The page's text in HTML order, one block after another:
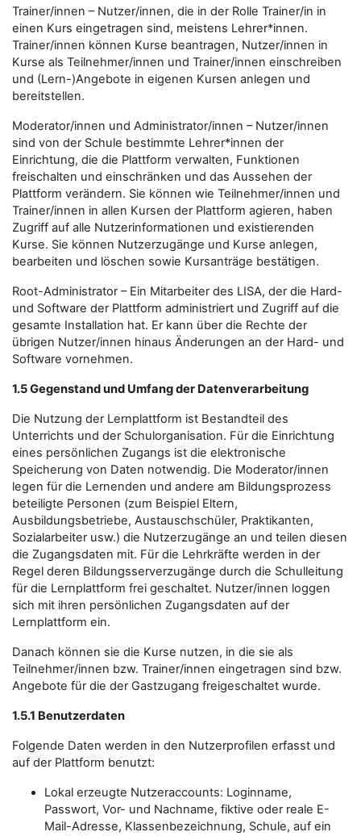
Trainer/innen – Nutzer/innen, die in der Rolle Trainer/in in
einen Kurs eingetragen sind, meistens Lehrer*innen.
Trainer/innen können Kurse beantragen, Nutzer/innen in
Kurse als Teilnehmer/innen und Trainer/innen einschreiben
und (Lern-)Angebote in eigenen Kursen anlegen und
bereitstellen.
Moderator/innen und Administrator/innen – Nutzer/innen
sind von der Schule bestimmte Lehrer*innen der
Einrichtung, die die Plattform verwalten, Funktionen
freischalten und einschränken und das Aussehen der
Plattform verändern. Sie können wie Teilnehmer/innen und
Trainer/innen in allen Kursen der Plattform agieren, haben
Zugriff auf alle Nutzerinformationen und existierenden
Kurse. Sie können Nutzerzugänge und Kurse anlegen,
bearbeiten und löschen sowie Kursanträge bestätigen.
Root-Administrator – Ein Mitarbeiter des LISA, der die Hard-
und Software der Plattform administriert und Zugriff auf die
gesamte Installation hat. Er kann über die Rechte der
übrigen Nutzer/innen hinaus Änderungen an der Hard- und
Software vornehmen.
1.5 Gegenstand und Umfang der Datenverarbeitung
Die Nutzung der Lernplattform ist Bestandteil des
Unterrichts und der Schulorganisation. Für die Einrichtung
eines persönlichen Zugangs ist die elektronische
Speicherung von Daten notwendig. Die Moderator/innen
legen für die Lernenden und andere am Bildungsprozess
beteiligte Personen (zum Beispiel Eltern,
Ausbildungsbetriebe, Austauschschüler, Praktikanten,
Sozialarbeiter usw.) die Nutzerzugänge an und teilen diesen
die Zugangsdaten mit. Für die Lehrkräfte werden in der
Regel deren Bildungsserverzugänge durch die Schulleitung
für die Lernplattform frei geschaltet. Nutzer/innen loggen
sich mit ihren persönlichen Zugangsdaten auf der
Lernplattform ein.
Danach können sie die Kurse nutzen, in die sie als
Teilnehmer/innen bzw. Trainer/innen eingetragen sind bzw.
Angebote für die der Gastzugang freigeschaltet wurde.
1.5.1 Benutzerdaten
Folgende Daten werden in den Nutzerprofilen erfasst und
auf der Plattform benutzt:
Lokal erzeugte Nutzeraccounts: Loginname,
Passwort, Vor- und Nachname, fiktive oder reale E-
Mail-Adresse, Klassenbezeichnung, Schule, auf ein